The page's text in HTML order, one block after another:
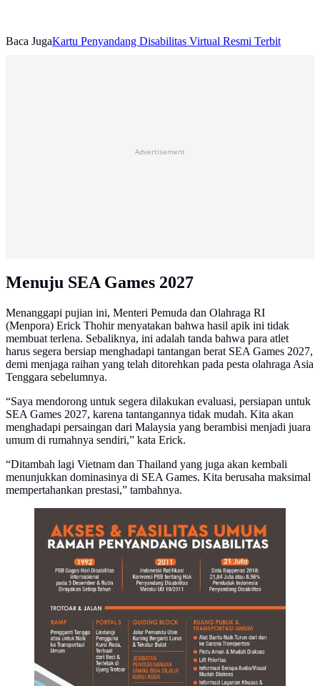
Baca JugaKartu Penyandang Disabilitas Virtual Resmi Terbit
Advertisement
Menuju SEA Games 2027
Menanggapi pujian ini, Menteri Pemuda dan Olahraga RI
(Menpora) Erick Thohir menyatakan bahwa hasil apik ini tidak
membuat terlena. Sebaliknya, ini adalah tanda bahwa para atlet
harus segera bersiap menghadapi tantangan berat SEA Games 2027,
demi menjaga raihan yang telah ditorehkan pada pesta olahraga Asia
Tenggara sebelumnya.
“Saya mendorong untuk segera dilakukan evaluasi, persiapan untuk
SEA Games 2027, karena tantangannya tidak mudah. Kita akan
menghadapi persaingan dari Malaysia yang berambisi menjadi juara
umum di rumahnya sendiri,” kata Erick.
“Ditambah lagi Vietnam dan Thailand yang juga akan kembali
menunjukkan dominasinya di SEA Games. Kita berusaha maksimal
mempertahankan prestasi,” tambahnya.
Penyandang Disabilitas. (Liputan6.com/Triyasni)